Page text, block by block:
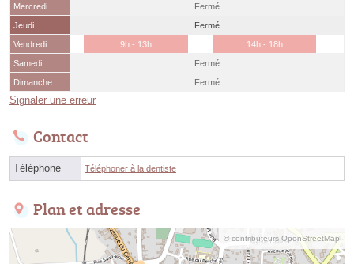
Mercredi
Fermé
Jeudi
Fermé
Vendredi
9h - 13h
14h - 18h
Samedi
Fermé
Dimanche
Fermé
Signaler une erreur
Contact
Téléphone Téléphoner à la dentiste
Plan et adresse
© contributeurs OpenStreetMap